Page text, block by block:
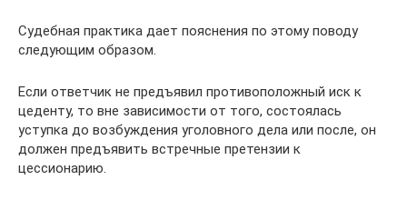
Судебная практика дает пояснения по этому поводу
следующим образом.
Если ответчик не предъявил противоположный иск к
цеденту, то вне зависимости от того, состоялась
уступка до возбуждения уголовного дела или после, он
должен предъявить встречные претензии к
цессионарию.